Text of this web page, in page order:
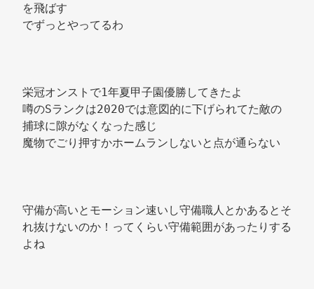
を飛ばす
でずっとやってるわ
栄冠オンストで1年夏甲子園優勝してきたよ
噂のSランクは2020では意図的に下げられてた敵の
捕球に隙がなくなった感じ
魔物でごり押すかホームランしないと点が通らない
守備が高いとモーション速いし守備職人とかあるとそ
れ抜けないのか！ってくらい守備範囲があったりする
よね